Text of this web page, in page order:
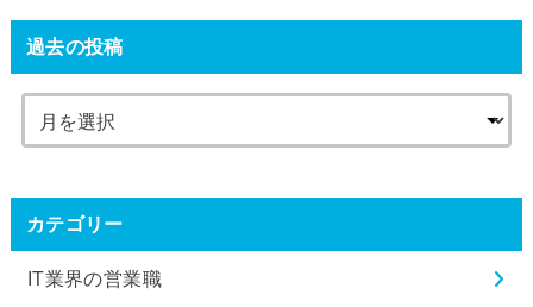
過去の投稿
カテゴリー
IT業界の営業職